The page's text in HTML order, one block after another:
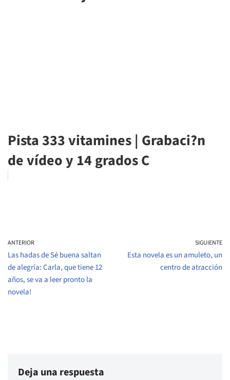
Pista 333 vitamines | Grabaci?n
de vídeo y 14 grados C
ANTERIOR
Las hadas de Sé buena saltan
de alegría: Carla, que tiene 12
años, se va a leer pronto la
novela!
SIGUIENTE
Esta novela es un amuleto, un
centro de atracción
Deja una respuesta